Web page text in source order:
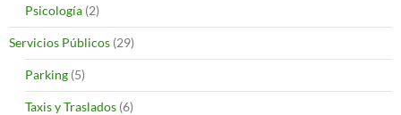
Psicología (2)
Servicios Públicos (29)
Parking (5)
Taxis y Traslados (6)